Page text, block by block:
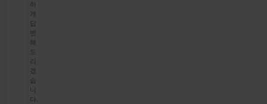
하
게
답
변
해
드
리
겠
습
니
다.